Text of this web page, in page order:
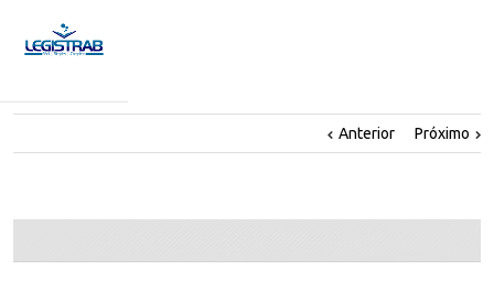
Anterior Próximo